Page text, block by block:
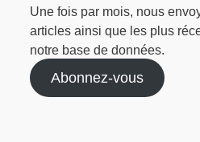
Une fois par mois, nous
articles ainsi que les plus
notre base de données.
Abonnez-vous